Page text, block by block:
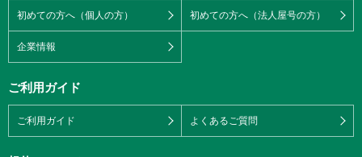
初めての方へ（個人の方） 初めての方へ（法人屋号の方）
企業情報
ご利用ガイド
ご利用ガイド よくあるご質問